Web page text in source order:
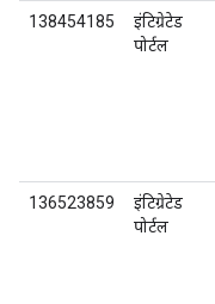
138454185
इंटिग्रेटेड
पोर्टल
136523859
इंटिग्रेटेड
पोर्टल